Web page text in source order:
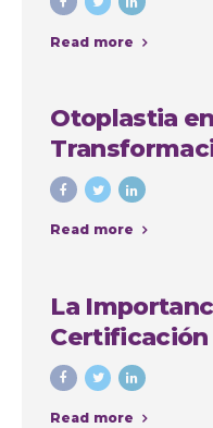
Read more
Otoplastia
emocional
Plastic
Read more
La
Certificación
Plástica:
Éxito en
Read more